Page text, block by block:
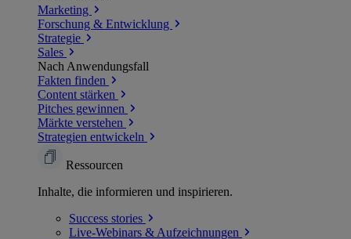
Marketing
Forschung & Entwicklung
Strategie
Sales
Nach Anwendungsfall
Fakten finden
Content stärken
Pitches gewinnen
Märkte verstehen
Strategien entwickeln
Ressourcen
Inhalte, die informieren und inspirieren.
Success stories
Live-Webinars & Aufzeichnungen